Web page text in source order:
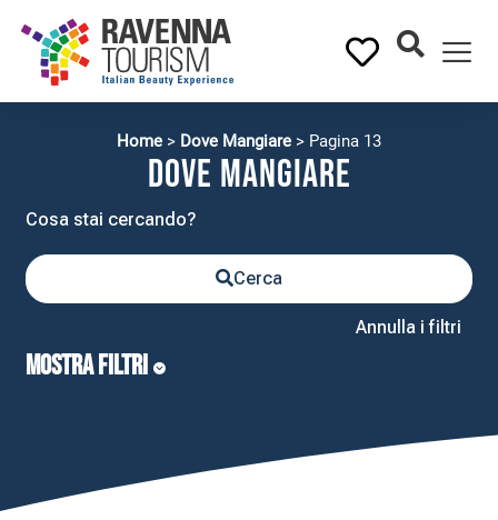
Home > Dove Mangiare > Pagina 13
Dove Mangiare
Cerca
Annulla i filtri
MOSTRA FILTRI